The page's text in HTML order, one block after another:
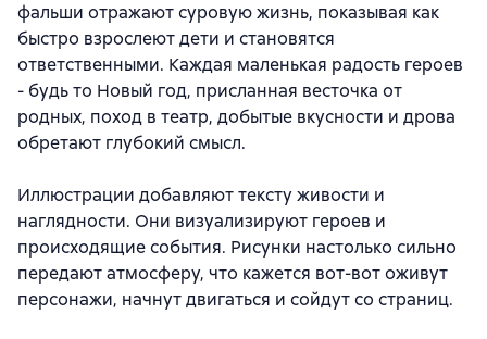
фальши отражают суровую жизнь, показывая как
быстро взрослеют дети и становятся
ответственными. Каждая маленькая радость героев
- будь то Новый год, присланная весточка от
родных, поход в театр, добытые вкусности и дрова
обретают глубокий смысл.
Иллюстрации добавляют тексту живости и
наглядности. Они визуализируют героев и
происходящие события. Рисунки настолько сильно
передают атмосферу, что кажется вот-вот оживут
персонажи, начнут двигаться и сойдут со страниц.